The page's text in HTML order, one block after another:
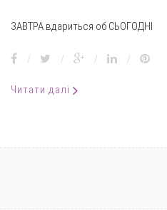
ЗАВТРА вдариться об СЬОГОДНІ
/ / / /
Читати далі